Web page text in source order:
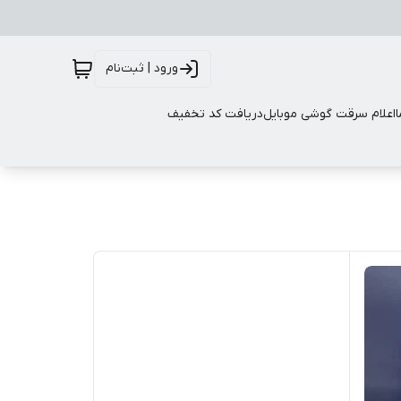
ورود | ثبت‌نام
اعلام سرقت گوشی موبایلدریافت کد تخفیف